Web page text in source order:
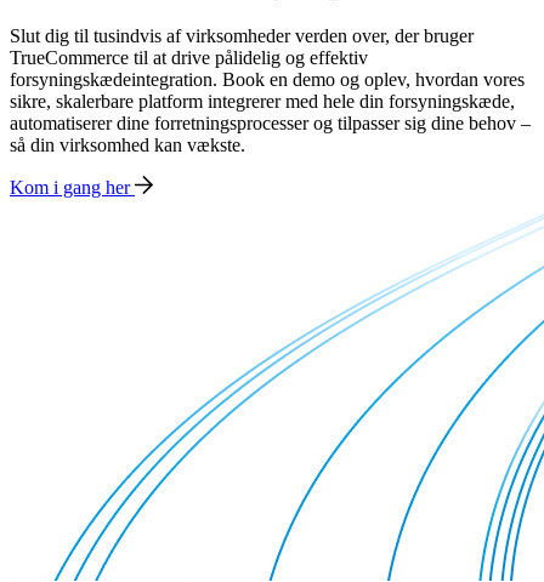
Slut dig til tusindvis af virksomheder verden over, der bruger
TrueCommerce til at drive pålidelig og effektiv
forsyningskædeintegration. Book en demo og oplev, hvordan vores
sikre, skalerbare platform integrerer med hele din forsyningskæde,
automatiserer dine forretningsprocesser og tilpasser sig dine behov –
så din virksomhed kan vækste.
Kom i gang her